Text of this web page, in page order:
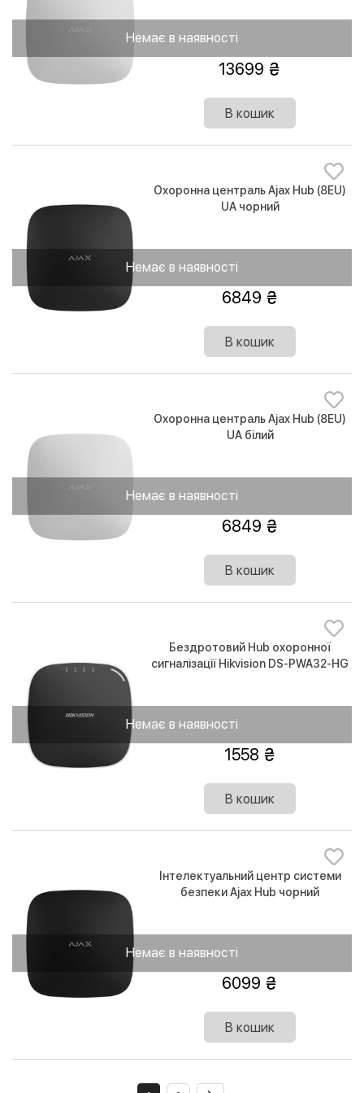
Немає в наявності
13699
В кошик
Немає в наявності
Охоронна централь Ajax Hub (8EU)
UA чорний
6849
В кошик
Немає в наявності
Охоронна централь Ajax Hub (8EU)
UA білий
6849
В кошик
Немає в наявності
Бездротовий Hub охоронної
сигналізації Hikvision DS-PWA32-HG
1558
В кошик
Немає в наявності
Інтелектуальний центр системи
безпеки Ajax Hub чорний
6099
В кошик